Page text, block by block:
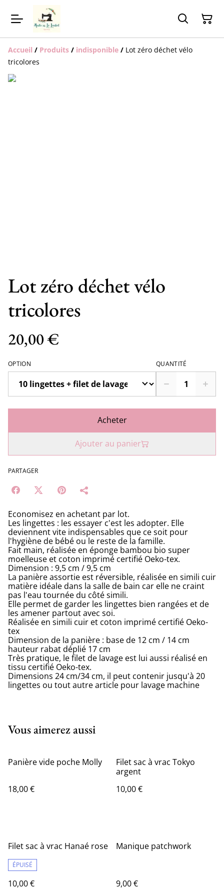
Accueil / Produits / indisponible / Lot zéro déchet vélo
tricolores
Lot zéro déchet vélo
tricolores
20,00 €
OPTION QUANTITÉ
Acheter
Ajouter au panier
PARTAGER
Economisez en achetant par lot.
Les lingettes : les essayer c'est les adopter. Elle
deviennent vite indispensables que ce soit pour
l'hygiène de bébé ou le reste de la famille.
Fait main, réalisée en éponge bambou bio super
moelleuse et coton imprimé certifié Oeko-tex.
Dimension : 9,5 cm / 9,5 cm
La panière assortie est réversible, réalisée en simili cuir
matière idéale dans la salle de bain car elle ne craint
pas l'eau tournée du côté simili.
Elle permet de garder les lingettes bien rangées et de
les amener partout avec soi.
Réalisée en simili cuir et coton imprimé certifié Oeko-
tex
Dimension de la panière : base de 12 cm / 14 cm
hauteur rabat déplié 17 cm
Très pratique, le filet de lavage est lui aussi réalisé en
tissu certifié Oeko-tex.
Dimensions 24 cm/34 cm, il peut contenir jusqu'à 20
lingettes ou tout autre article pour lavage machine
Vous aimerez aussi
Panière vide poche Molly
18,00 €
Filet sac à vrac Tokyo
argent
10,00 €
Filet sac à vrac Hanaé rose
ÉPUISÉ
10,00 €
Manique patchwork
9,00 €